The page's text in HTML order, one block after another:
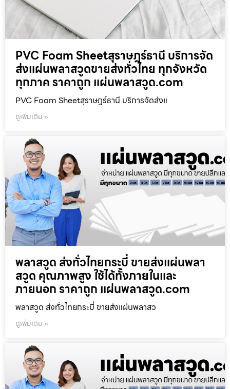
PVC Foam Sheetสุราษฎร์ธานี บริการจัด
ส่งแผ่นพลาสวูดขายส่งทั่วไทย ทุกจังหวัด
ทุกภาค ราคาถูก แผ่นพลาสวูด.com
PVC Foam Sheetสุราษฎร์ธานี บริการจัดส่งแ
ดูเพิ่มเติม »
พลาสวูด ส่งทั่วไทยกระบี่ ขายส่งแผ่นพลา
สวูด คุณภาพสูง ใช้ได้ทั้งภายในและ
ภายนอก ราคาถูก แผ่นพลาสวูด.com
พลาสวูด ส่งทั่วไทยกระบี่ ขายส่งแผ่นพลาสว
ดูเพิ่มเติม »